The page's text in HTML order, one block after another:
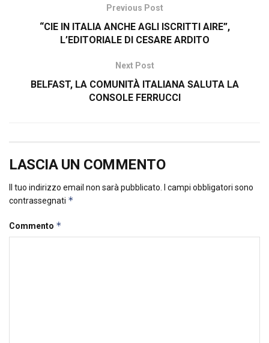
Previous Post
“CIE IN ITALIA ANCHE AGLI ISCRITTI AIRE”,
L’EDITORIALE DI CESARE ARDITO
Next Post
BELFAST, LA COMUNITÀ ITALIANA SALUTA LA
CONSOLE FERRUCCI
LASCIA UN COMMENTO
Il tuo indirizzo email non sarà pubblicato.
I campi obbligatori sono
contrassegnati *
Commento *